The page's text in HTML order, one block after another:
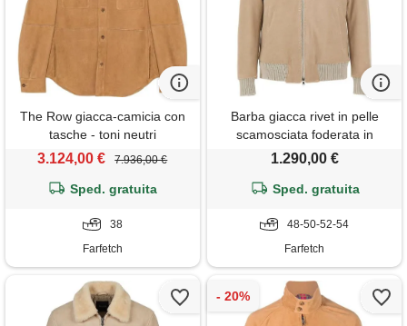
The Row giacca-camicia con
tasche - toni neutri
3.124,00 € 7.936,00 €
Sped. gratuita
38
Farfetch
Barba giacca rivet in pelle
scamosciata foderata in
shearling - toni neutri
1.290,00 €
Sped. gratuita
48-50-52-54
Farfetch